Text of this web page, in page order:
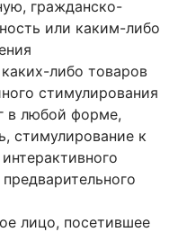
гражданско-
или каким-либо
либо товаров
стимулирования
в любой форме,
стимулирование к
лицо, посетившее